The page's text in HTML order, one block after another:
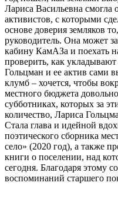
Лариса Васильевна смогла
активистов, с которыми
основе доверия земляков
руководитель. Она может
кабину КамАЗа и поехать
проверить, как
Гольцман и ее актив сами
клумб – хочется, чтобы
местного бюджета
субботниках, которых за
количество, Лариса
Стала глава и идейной
поэтического сборника
село» (2020 год), а также
книги о поселении, над
сегодня. Благодаря этому
воспоминаний старшего